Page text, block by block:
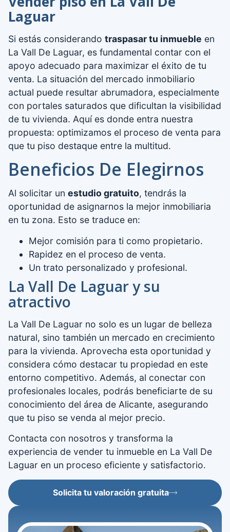
Laguar
Si estás considerando traspasar tu inmueble en
La Vall De Laguar, es fundamental contar con el
apoyo adecuado para maximizar el éxito de tu
venta. La situación del mercado inmobiliario
actual puede resultar abrumadora, especialmente
con portales saturados que dificultan la visibilidad
de tu vivienda. Aquí es donde entra nuestra
propuesta: optimizamos el proceso de venta para
que tu piso destaque entre la multitud.
Beneficios De Elegirnos
Al solicitar un estudio gratuito, tendrás la
oportunidad de asignarnos la mejor inmobiliaria
en tu zona. Esto se traduce en:
Mejor comisión para ti como propietario.
Rapidez en el proceso de venta.
Un trato personalizado y profesional.
La Vall De Laguar y su
atractivo
La Vall De Laguar no solo es un lugar de belleza
natural, sino también un mercado en crecimiento
para la vivienda. Aprovecha esta oportunidad y
considera cómo destacar tu propiedad en este
entorno competitivo. Además, al conectar con
profesionales locales, podrás beneficiarte de su
conocimiento del área de Alicante, asegurando
que tu piso se venda al mejor precio.
Contacta con nosotros y transforma la
experiencia de vender tu inmueble en La Vall De
Laguar en un proceso eficiente y satisfactorio.
Solicita tu valoración gratuita